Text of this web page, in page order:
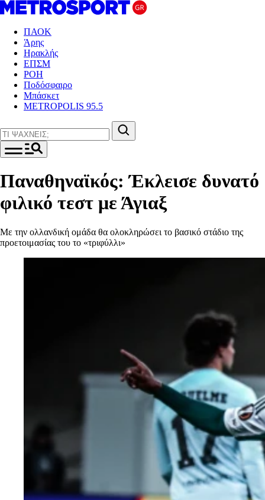
ΠΑΟΚ
Άρης
Ηρακλής
ΕΠΣΜ
ΡΟΗ
Ποδόσφαιρο
Μπάσκετ
METROPOLIS 95.5
Παναθηναϊκός: Έκλεισε δυνατό
φιλικό τεστ με Άγιαξ
Με την ολλανδική ομάδα θα ολοκληρώσει το βασικό στάδιο της
προετοιμασίας του το «τριφύλλι»